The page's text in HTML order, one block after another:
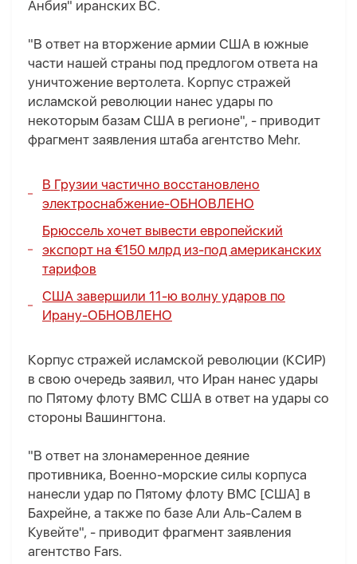
Анбия" иранских ВС.
"В ответ на вторжение армии США в южные
части нашей страны под предлогом ответа на
уничтожение вертолета. Корпус стражей
исламской революции нанес удары по
некоторым базам США в регионе", - приводит
фрагмент заявления штаба агентство Mehr.
В Грузии частично восстановлено
электроснабжение-ОБНОВЛЕНО
Брюссель хочет вывести европейский
экспорт на €150 млрд из-под американских
тарифов
США завершили 11-ю волну ударов по
Ирану-ОБНОВЛЕНО
Корпус стражей исламской революции (КСИР)
в свою очередь заявил, что Иран нанес удары
по Пятому флоту ВМС США в ответ на удары со
стороны Вашингтона.
"В ответ на злонамеренное деяние
противника, Военно-морские силы корпуса
нанесли удар по Пятому флоту ВМС [США] в
Бахрейне, а также по базе Али Аль-Салем в
Кувейте", - приводит фрагмент заявления
агентство Fars.